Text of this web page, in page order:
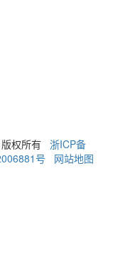
权所有 浙ICP备
号
网站地图